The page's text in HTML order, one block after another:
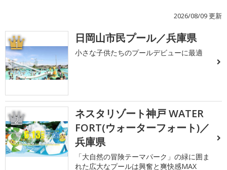
2026/08/09 更新
1 日岡山市民プール／兵庫県
小さな子供たちのプールデビューに最適
2
ネスタリゾート神戸 WATER
FORT(ウォーターフォート)／
兵庫県
「大自然の冒険テーマパーク」の緑に囲ま
れた広大なプールは興奮と爽快感MAX